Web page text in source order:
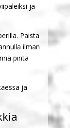
ja
Paista
ilman
pinta
ja